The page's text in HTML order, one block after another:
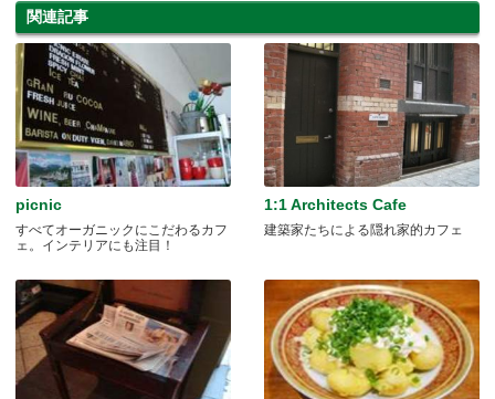
関連記事
picnic
すべてオーガニックにこだわるカフ
ェ。インテリアにも注目！
1:1 Architects Cafe
建築家たちによる隠れ家的カフェ